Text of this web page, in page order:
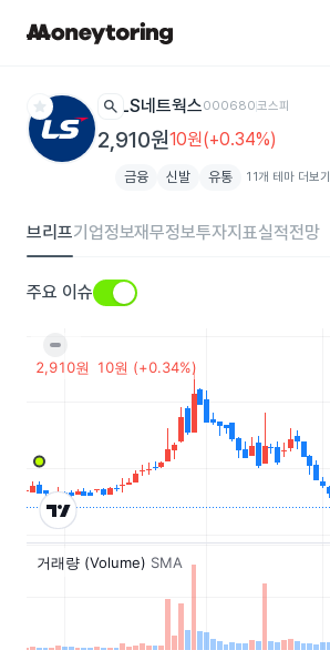
star search LS네트웍스000680코스피
2,910원10원(+0.34%)
금융 신발 유통 11개 테마 더보기
브리프기업정보재무정보투자지표실적전망
주요 이슈